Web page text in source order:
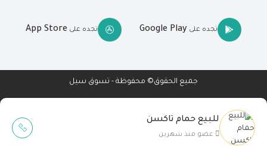
للبيع حمام تاكسن
عضو منذ شهرين
تجده على Google Play تجده على App Store
جميع الحقوق© محفوظة - تسوق سيل